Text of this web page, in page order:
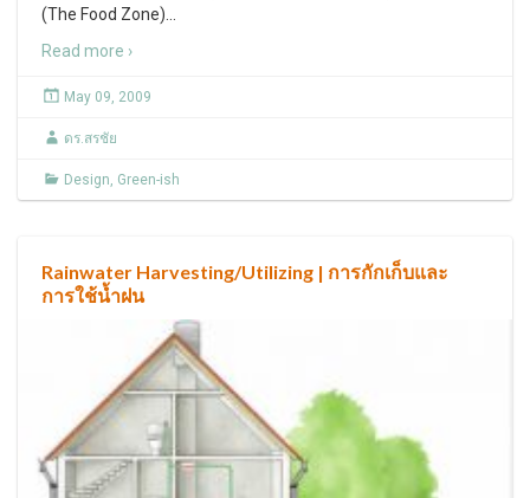
(The Food Zone)
Read more ›
May 09, 2009
ดร.สรชัย
Design, Green-ish
Rainwater Harvesting/Utilizing | การกักเก็บและ
การใช้น้ำฝน